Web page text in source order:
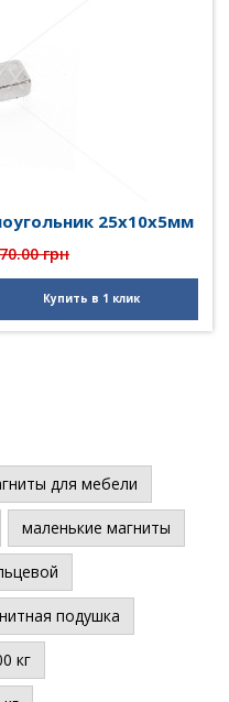
25х10х5мм
70.00 грн
Купить в 1 клик
для мебели
маленькие магниты
подушка
кг